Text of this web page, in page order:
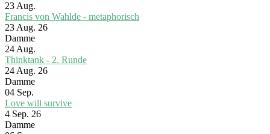
23 Aug.
Francis von Wahlde - metaphorisch
23 Aug. 26
Damme
24 Aug.
Thinktank - 2. Runde
24 Aug. 26
Damme
04 Sep.
Love will survive
4 Sep. 26
Damme